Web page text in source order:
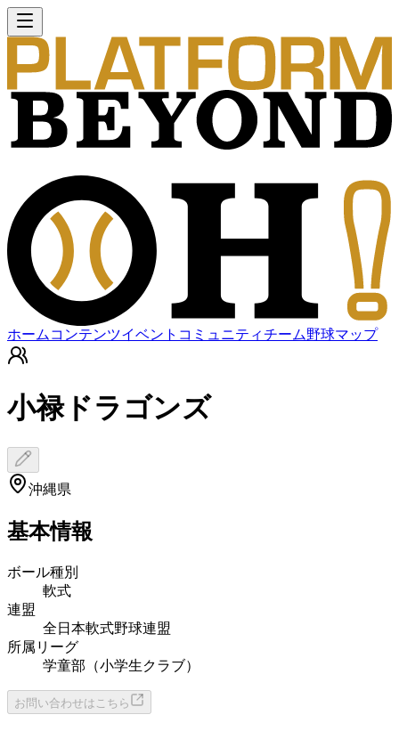
ホーム コンテンツイベント コミュニティチーム野球マップ
小禄ドラゴンズ
沖縄県
基本情報
ボール種別
軟式
連盟
全日本軟式野球連盟
所属リーグ
学童部（小学生クラブ）
お問い合わせはこちら